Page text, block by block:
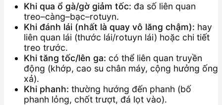
Khi qua ổ gà/gờ giảm tốc: đa số liên quan
treo–càng–bạc–rotuyn.
Khi đánh lái (nhất là quay vô lăng chậm): hay
liên quan lái (thước lái/rotuyn lái) hoặc chi tiết
treo trước.
Khi tăng tốc/lên ga: có thể liên quan truyền
động (khớp, cao su chân máy, cộng hưởng ống
xả).
Khi phanh: thường hướng đến phanh (bố
phanh lỏng, chốt trượt, đá lọt vào).